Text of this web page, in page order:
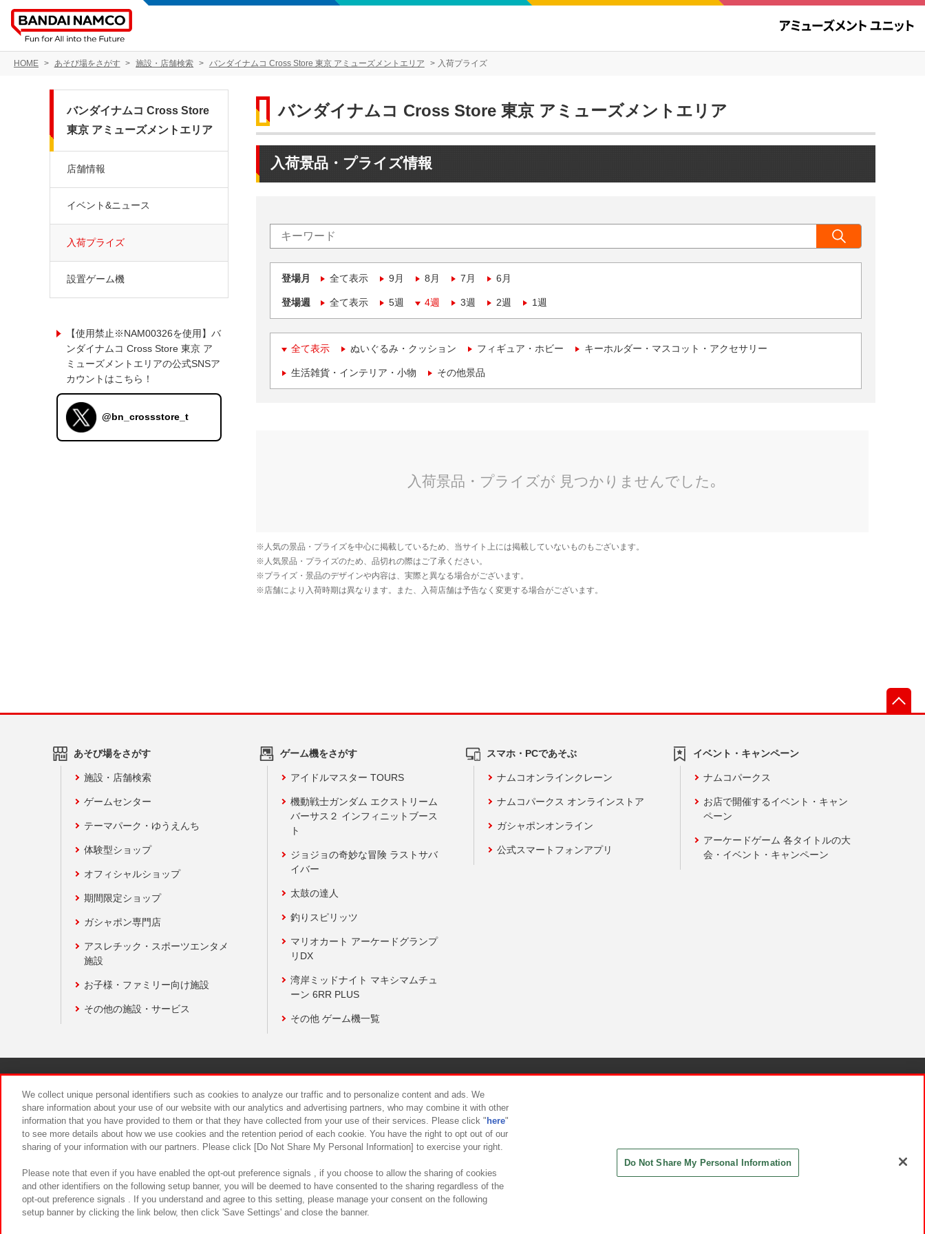
HOME あそび場をさがす 施設・店舗検索 バンダイナムコ Cross Store 東京 アミューズメントエリア 入荷プライズ
バンダイナムコ Cross Store 東京 アミューズメントエリア
入荷景品・プライズ情報
登場月 全て表示 9月 8月 7月 6月
登場週 全て表示 5週 4週 3週 2週 1週
全て表示 ぬいぐるみ・クッション フィギュア・ホビー キーホルダー・マスコット・アクセサリー
生活雑貨・インテリア・小物 その他景品
バンダイナムコ Cross Store
東京 アミューズメントエリア
店舗情報
イベント&ニュース
入荷プライズ
設置ゲーム機
【使用禁止※NAM00326を使用】バ
ンダイナムコ Cross Store 東京 ア
ミューズメントエリアの公式SNSア
カウントはこちら！
@bn_crossstore_t
あそび場をさがす
施設・店舗検索
ゲームセンター
テーマパーク・ゆうえんち
体験型ショップ
オフィシャルショップ
期間限定ショップ
ガシャポン専門店
アスレチック・スポーツエンタメ
施設
お子様・ファミリー向け施設
その他の施設・サービス
ゲーム機をさがす
アイドルマスター TOURS
機動戦士ガンダム エクストリーム
バーサス２ インフィニットブース
ト
ジョジョの奇妙な冒険 ラストサバ
イバー
太鼓の達人
釣りスピリッツ
マリオカート アーケードグランプ
リDX
湾岸ミッドナイト マキシマムチュ
ーン 6RR PLUS
その他 ゲーム機一覧
スマホ・PCであそぶ
ナムコオンラインクレーン
ナムコパークス オンラインストア
ガシャポンオンライン
公式スマートフォンアプリ
イベント・キャンペーン
ナムコパークス
お店で開催するイベント・キャン
ペーン
アーケードゲーム 各タイトルの大
会・イベント・キャンペーン
食品のご提供について カスタマーハラスメント対応方針
We collect unique personal identifiers such as cookies to analyze our traffic and to personalize content and ads. We
share information about your use of our website with our analytics and advertising partners, who may combine it with other
information that you have provided to them or that they have collected from your use of their services. Please click " here"
to see more details about how we use cookies and the retention period of each cookie. You have the right to opt out of our
sharing of your information with our partners. Please click [Do Not Share My Personal Information] to exercise your right.
Please note that even if you have enabled the opt-out preference signals , if you choose to allow the sharing of cookies
and other identifiers on the following setup banner, you will be deemed to have consented to the sharing regardless of the
opt-out preference signals . If you understand and agree to this setting, please manage your consent on the following
setup banner by clicking the link below, then click 'Save Settings' and close the banner.
Do Not Share My Personal Information